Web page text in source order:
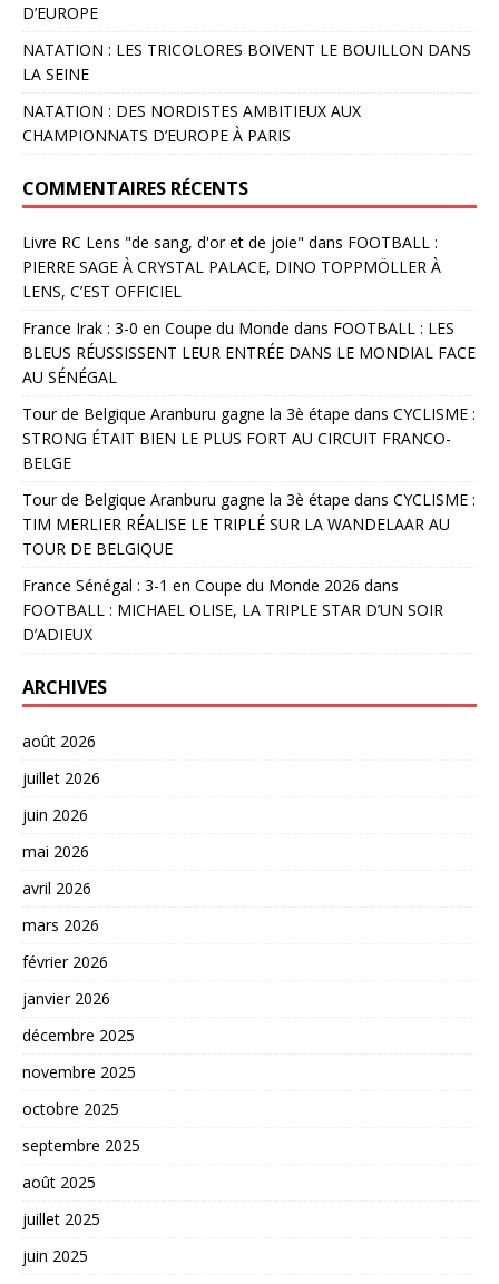
D’EUROPE
NATATION : LES TRICOLORES BOIVENT LE BOUILLON DANS
LA SEINE
NATATION : DES NORDISTES AMBITIEUX AUX
CHAMPIONNATS D’EUROPE À PARIS
COMMENTAIRES RÉCENTS
Livre RC Lens "de sang, d'or et de joie" dans FOOTBALL :
PIERRE SAGE À CRYSTAL PALACE, DINO TOPPMÖLLER À
LENS, C’EST OFFICIEL
France Irak : 3-0 en Coupe du Monde dans FOOTBALL : LES
BLEUS RÉUSSISSENT LEUR ENTRÉE DANS LE MONDIAL FACE
AU SÉNÉGAL
Tour de Belgique Aranburu gagne la 3è étape dans CYCLISME :
STRONG ÉTAIT BIEN LE PLUS FORT AU CIRCUIT FRANCO-
BELGE
Tour de Belgique Aranburu gagne la 3è étape dans CYCLISME :
TIM MERLIER RÉALISE LE TRIPLÉ SUR LA WANDELAAR AU
TOUR DE BELGIQUE
France Sénégal : 3-1 en Coupe du Monde 2026 dans
FOOTBALL : MICHAEL OLISE, LA TRIPLE STAR D’UN SOIR
D’ADIEUX
ARCHIVES
août 2026
juillet 2026
juin 2026
mai 2026
avril 2026
mars 2026
février 2026
janvier 2026
décembre 2025
novembre 2025
octobre 2025
septembre 2025
août 2025
juillet 2025
juin 2025